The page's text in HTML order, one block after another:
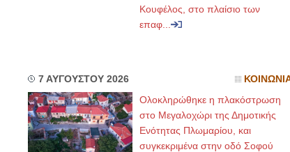
Κουφέλος, στο πλαίσιο των
επαφ...
7 ΑΥΓΟΥΣΤΟΥ 2026
Ολοκληρώθηκε η πλακόστρωση
στο Μεγαλοχώρι της Δημοτικής
Ενότητας Πλωμαρίου, και
συγκεκριμένα στην οδό Σοφού